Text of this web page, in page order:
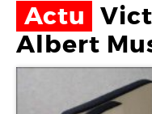
Actu
Albert